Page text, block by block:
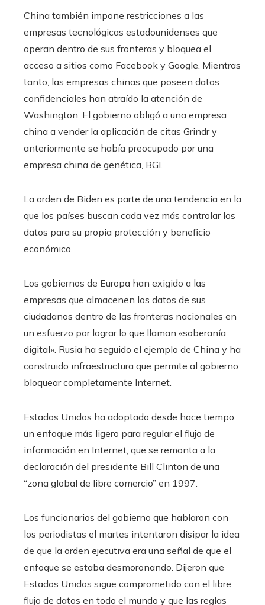
China también impone restricciones a las
empresas tecnológicas estadounidenses que
operan dentro de sus fronteras y bloquea el
acceso a sitios como Facebook y Google. Mientras
tanto, las empresas chinas que poseen datos
confidenciales han atraído la atención de
Washington. El gobierno obligó a una empresa
china a vender la aplicación de citas Grindr y
anteriormente se había preocupado por una
empresa china de genética, BGI.
La orden de Biden es parte de una tendencia en la
que los países buscan cada vez más controlar los
datos para su propia protección y beneficio
económico.
Los gobiernos de Europa han exigido a las
empresas que almacenen los datos de sus
ciudadanos dentro de las fronteras nacionales en
un esfuerzo por lograr lo que llaman «soberanía
digital». Rusia ha seguido el ejemplo de China y ha
construido infraestructura que permite al gobierno
bloquear completamente Internet.
Estados Unidos ha adoptado desde hace tiempo
un enfoque más ligero para regular el flujo de
información en Internet, que se remonta a la
declaración del presidente Bill Clinton de una
“zona global de libre comercio” en 1997.
Los funcionarios del gobierno que hablaron con
los periodistas el martes intentaron disipar la idea
de que la orden ejecutiva era una señal de que el
enfoque se estaba desmoronando. Dijeron que
Estados Unidos sigue comprometido con el libre
flujo de datos en todo el mundo y que las reglas